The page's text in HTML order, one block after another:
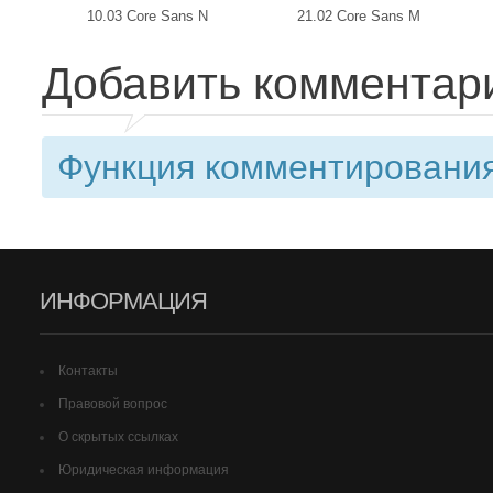
10.03 Core Sans N 21.02 Core Sans M
Добавить
Функция
ИНФОРМАЦИЯ
Контакты
Правовой вопрос
О скрытых ссылках
Юридическая информация